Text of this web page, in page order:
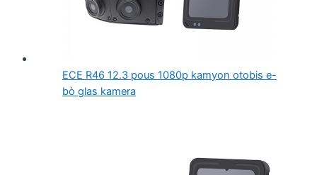
ECE R46 12.3 pous 1080p kamyon otobis e-
bò glas kamera